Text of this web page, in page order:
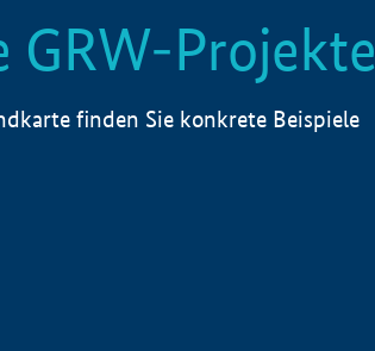
GRW-Projekte
finden Sie konkrete Beispiele